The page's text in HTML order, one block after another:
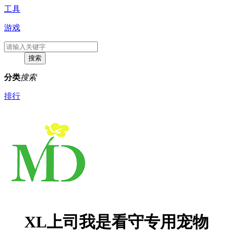
工具
游戏
分类搜索
排行
XL上司我是看守专用宠物